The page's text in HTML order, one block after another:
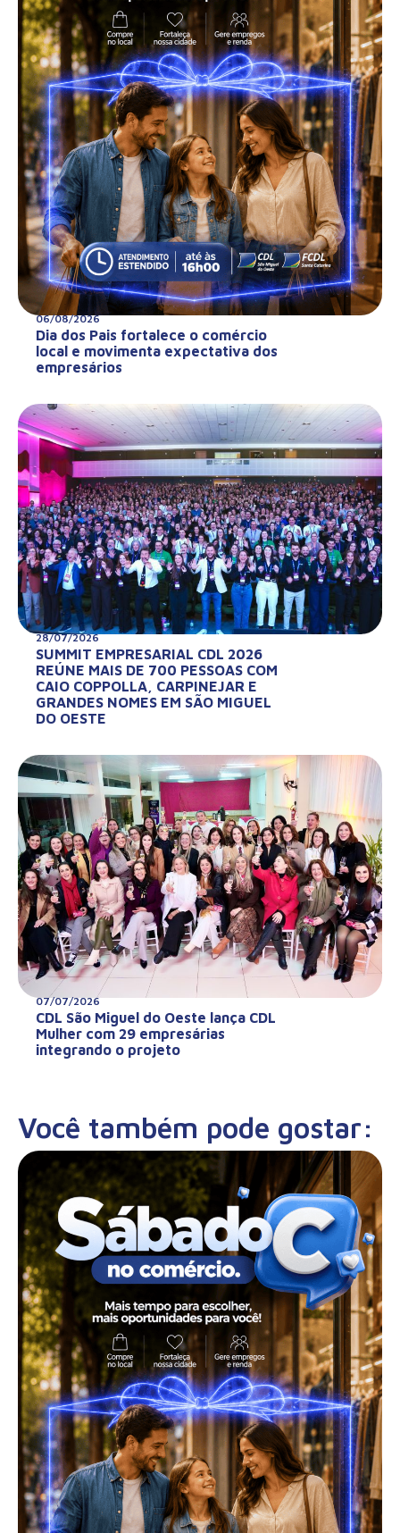
06/08/2026
Dia dos Pais fortalece o comércio
local e movimenta expectativa dos
empresários
28/07/2026
SUMMIT EMPRESARIAL CDL 2026
REÚNE MAIS DE 700 PESSOAS COM
CAIO COPPOLLA, CARPINEJAR E
GRANDES NOMES EM SÃO MIGUEL
DO OESTE
07/07/2026
CDL São Miguel do Oeste lança CDL
Mulher com 29 empresárias
integrando o projeto
Você também pode gostar: